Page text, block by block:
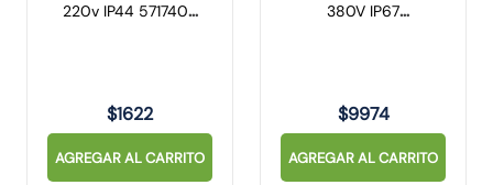
220v IP44 5717404
$1622
AGREGAR AL CARRITO
380V IP67
$9974
AGREGAR AL CARRITO